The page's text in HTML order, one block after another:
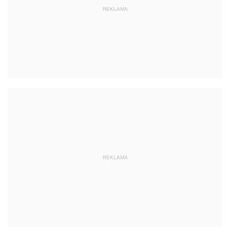
REKLAMA
REKLAMA